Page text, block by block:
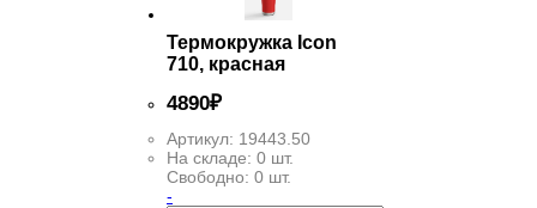
Термокружка Icon
710, красная
4890₽
Артикул: 19443.50
На складе: 0 шт.
Свободно: 0 шт.
-